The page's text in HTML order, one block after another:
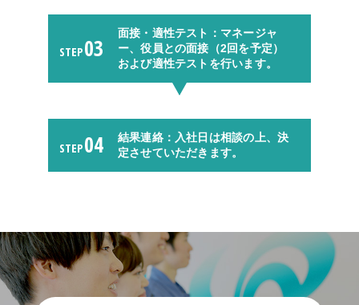
STEP03
面接・適性テスト：マネージャ
ー、役員との面接（2回を予定）
および適性テストを行います。
STEP04
結果連絡：入社日は相談の上、決
定させていただきます。